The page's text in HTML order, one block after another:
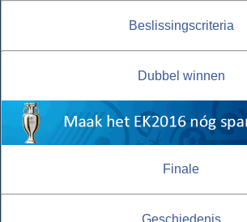
Beslissingscriteria
Dubbel winnen
Finale
Geschiedenis